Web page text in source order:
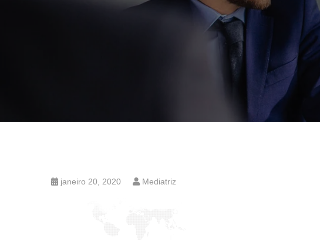
janeiro 20, 2020 Mediatriz